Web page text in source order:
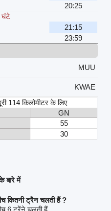
20:25
घंटे
21:15
23:59
MUU
KWAE
114 किलोमीटर के लिए
GN
55
30
बारे में
कितनी ट्रैन चलती हैं ?
6 ट्रेंने चलती हैं.